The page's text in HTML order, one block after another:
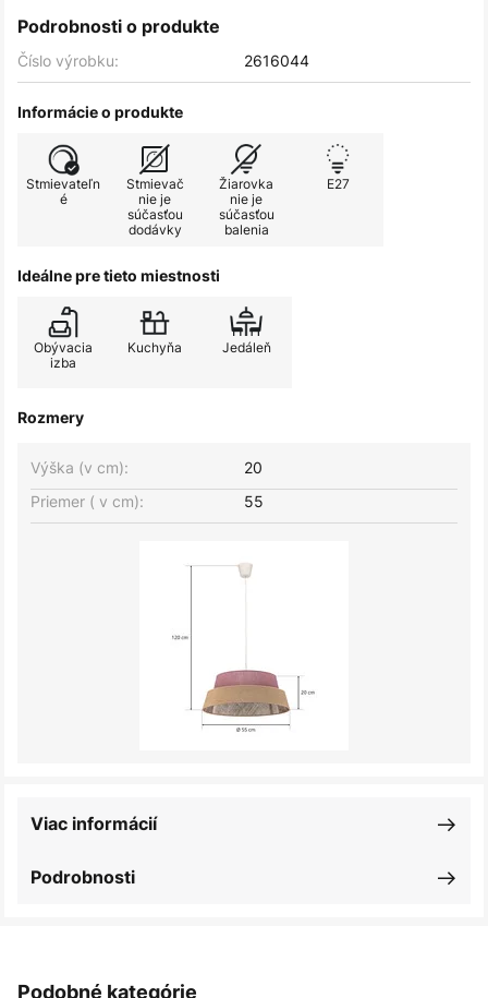
Podrobnosti o produkte
Číslo výrobku: 2616044
Informácie o produkte
Stmievateľn
é
Stmievač
nie je
súčasťou
dodávky
Žiarovka
nie je
súčasťou
balenia
E27
Ideálne pre tieto miestnosti
Obývacia
izba
Kuchyňa Jedáleň
Rozmery
Výška (v cm):
20
Priemer ( v cm):
55
Podrobnosti
Viac informácií
Podobné kategórie